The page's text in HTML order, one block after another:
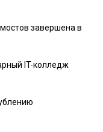
завершена в
IT-колледж